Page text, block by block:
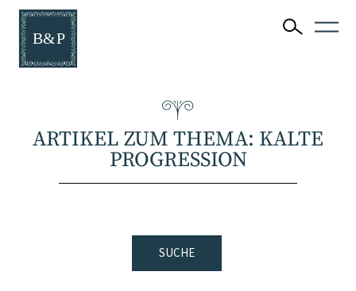
ARTIKEL ZUM THEMA: KALTE
PROGRESSION
SUCHE